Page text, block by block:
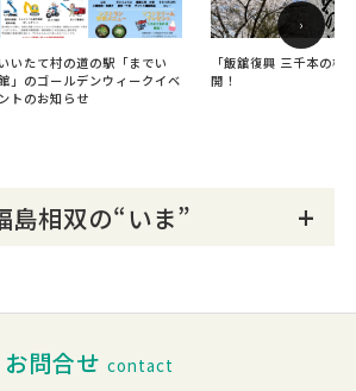
いいたて村の道の駅「までい
」のゴールデンウィークイベ
ントのお知らせ
「飯舘復興 三千本の桜
開！
›
島相双の“いま”
お問合せ contact